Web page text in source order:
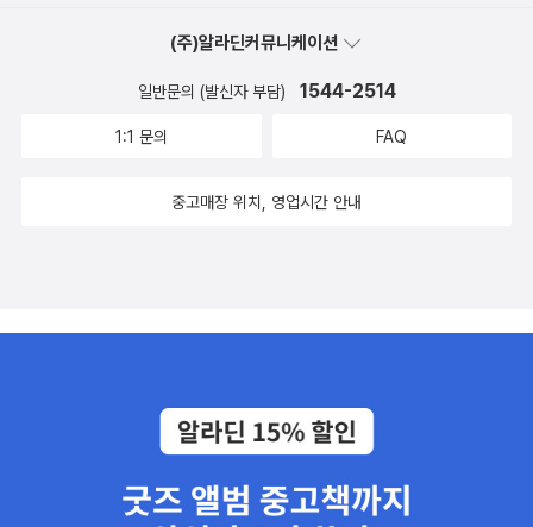
(주)알라딘커뮤니케이션
일반문의 (발신자 부담) 1544-2514
1:1 문의 FAQ
중고매장 위치, 영업시간 안내